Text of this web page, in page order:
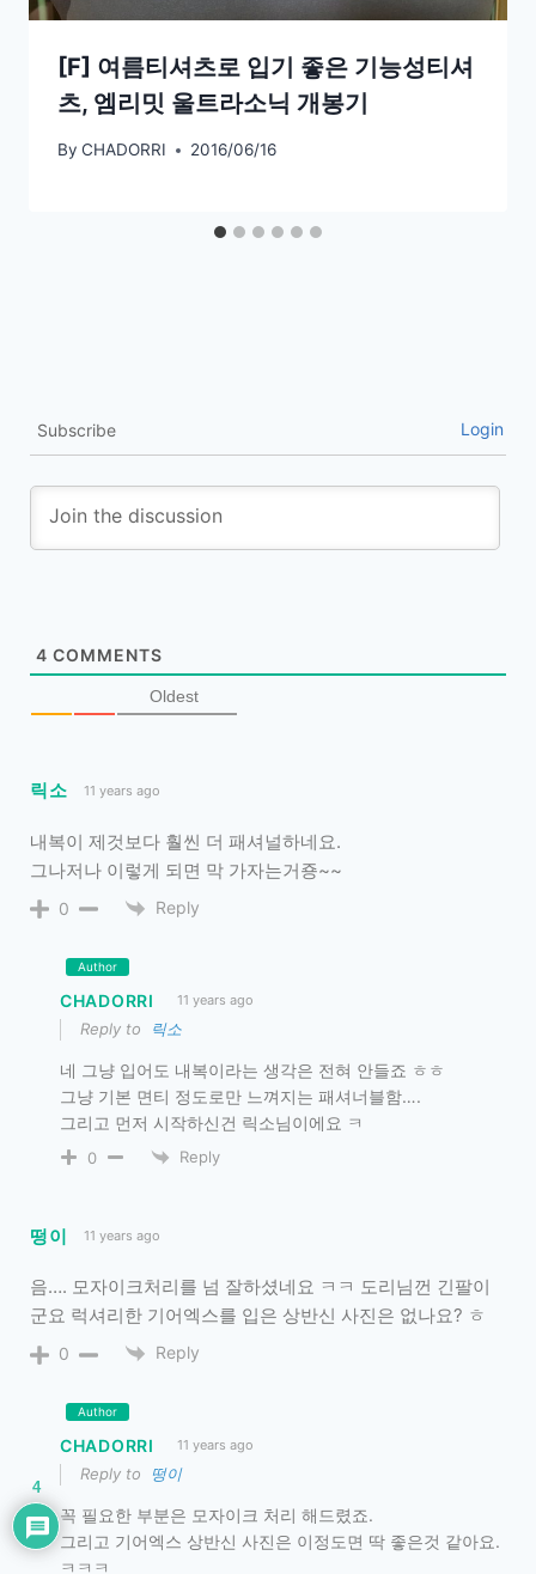
[F] 여름티셔츠로 입기 좋은 기능성티셔
츠, 엠리밋 울트라소닉 개봉기
By CHADORRI 2016/06/16
Subscribe Login
4 COMMENTS
Oldest
릭소 11 years ago
내복이 제것보다 훨씬 더 패셔널하네요.
그나저나 이렇게 되면 막 가자는거죵~~
0 Reply
Author
CHADORRI 11 years ago
Reply to 릭소
네 그냥 입어도 내복이라는 생각은 전혀 안들죠 ㅎㅎ
그냥 기본 면티 정도로만 느껴지는 패셔너블함….
그리고 먼저 시작하신건 릭소님이에요 ㅋ
0 Reply
떵이 11 years ago
음…. 모자이크처리를 넘 잘하셨네요 ㅋㅋ 도리님껀 긴팔이
군요 럭셔리한 기어엑스를 입은 상반신 사진은 없나요? ㅎ
0 Reply
Author
CHADORRI 11 years ago
Reply to 떵이
꼭 필요한 부분은 모자이크 처리 해드렸죠.
그리고 기어엑스 상반신 사진은 이정도면 딱 좋은것 같아요.
ㅋㅋㅋ
4